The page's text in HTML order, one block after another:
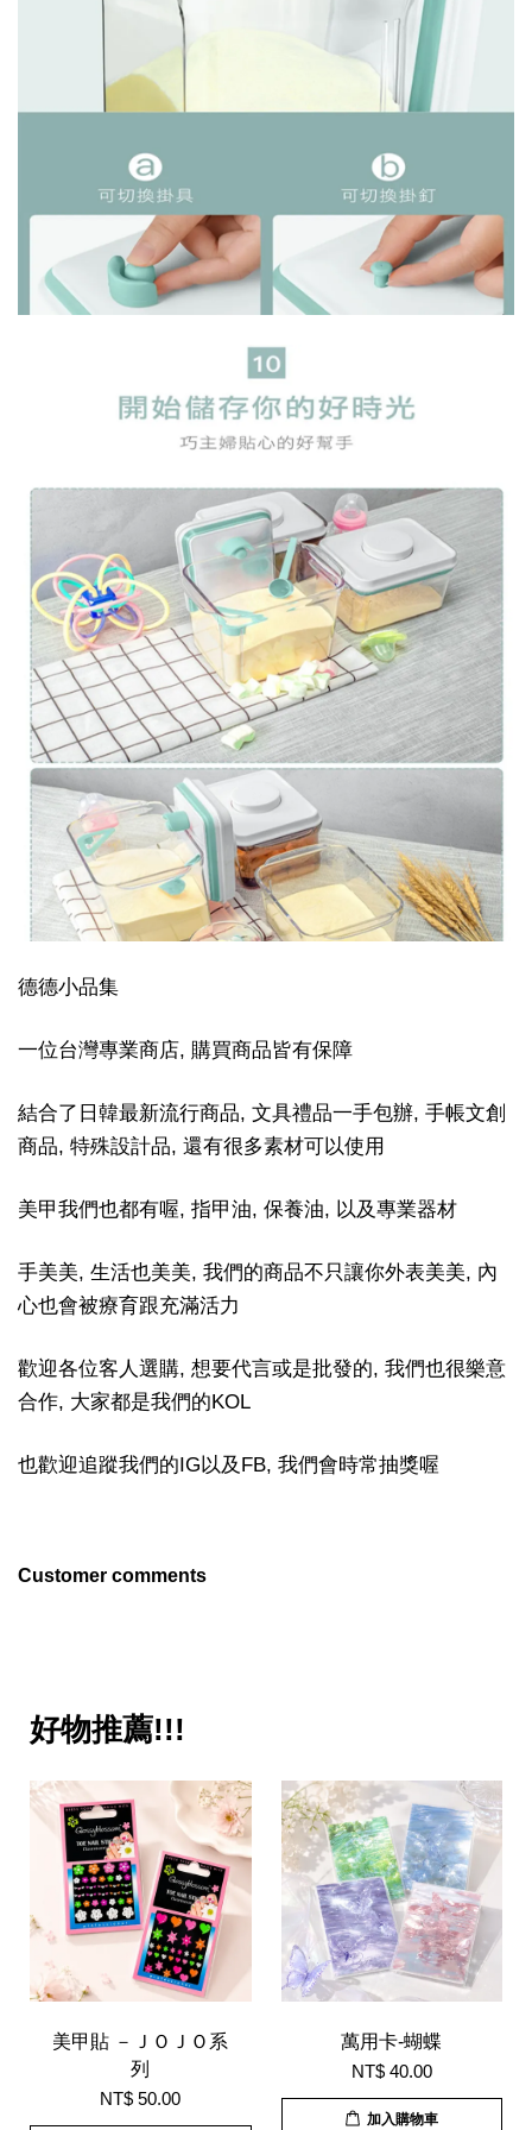
德德小品集
一位台灣專業商店, 購買商品皆有保障
結合了日韓最新流行商品, 文具禮品一手包辦, 手帳文創
商品, 特殊設計品, 還有很多素材可以使用
美甲我們也都有喔, 指甲油, 保養油, 以及專業器材
手美美, 生活也美美, 我們的商品不只讓你外表美美, 內
心也會被療育跟充滿活力
歡迎各位客人選購, 想要代言或是批發的, 我們也很樂意
合作, 大家都是我們的KOL
也歡迎追蹤我們的IG以及FB, 我們會時常抽獎喔
Customer comments
好物推薦!!!
美甲貼 －ＪＯＪＯ系
列
NT$ 50.00
萬用卡-蝴蝶
NT$ 40.00
加入購物車